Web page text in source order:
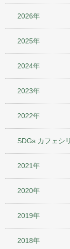
2026年
2025年
2024年
2023年
2022年
SDGs カフェシ
2021年
2020年
2019年
2018年